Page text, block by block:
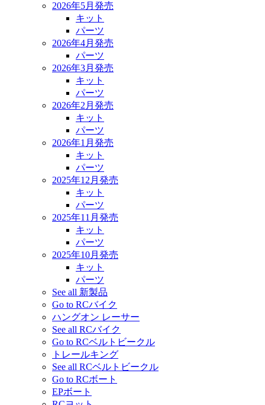
2026年5月発売
キット
パーツ
2026年4月発売
パーツ
2026年3月発売
キット
パーツ
2026年2月発売
キット
パーツ
2026年1月発売
キット
パーツ
2025年12月発売
キット
パーツ
2025年11月発売
キット
パーツ
2025年10月発売
キット
パーツ
See all 新製品
Go to RCバイク
ハングオン レーサー
See all RCバイク
Go to RCベルトビークル
トレールキング
See all RCベルトビークル
Go to RCボート
EPボート